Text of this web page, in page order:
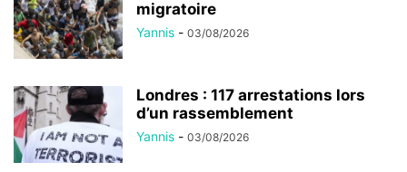
migratoire
Yannis - 03/08/2026
Londres : 117 arrestations lors
d’un rassemblement
Yannis - 03/08/2026